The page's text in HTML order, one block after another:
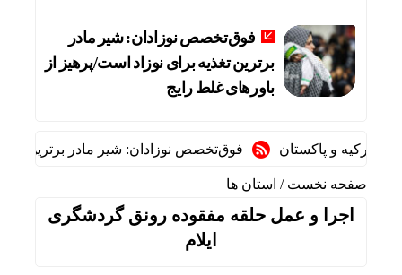
فوق‌تخصص نوزادان: شیر مادر
برترین تغذیه برای نوزاد است/پرهیز از
باورهای غلط رایج
و پاکستان فوق‌تخصص نوزادان: شیر مادر برترین تغذیه برای
صفحه نخست / استان ها
اجرا و عمل حلقه مفقوده رونق گردشگری
ایلام